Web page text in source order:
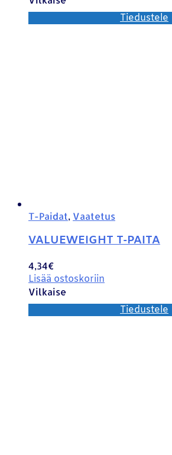
Tiedustele
T-Paidat, Vaatetus
VALUEWEIGHT T-PAITA
4,34€
Lisää ostoskoriin
Vilkaise
Tiedustele